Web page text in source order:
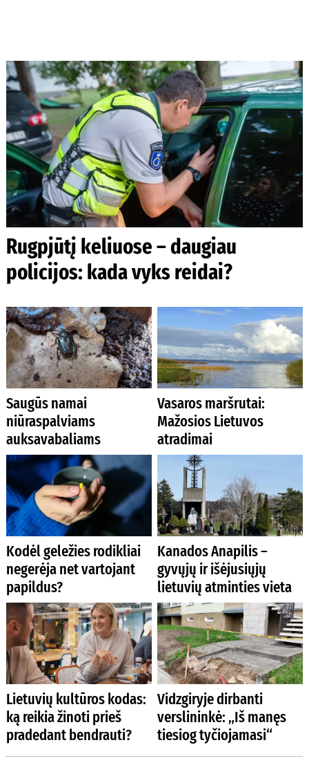
Rugpjūtį keliuose – daugiau
policijos: kada vyks reidai?
Saugūs namai
niūraspalviams
auksavabaliams
Vasaros maršrutai:
Mažosios Lietuvos
atradimai
Kodėl geležies rodikliai
negerėja net vartojant
papildus?
Kanados Anapilis –
gyvųjų ir išėjusiųjų
lietuvių atminties vieta
Lietuvių kultūros kodas:
ką reikia žinoti prieš
pradedant bendrauti?
Vidzgiryje dirbanti
verslininkė: „Iš manęs
tiesiog tyčiojamasi“